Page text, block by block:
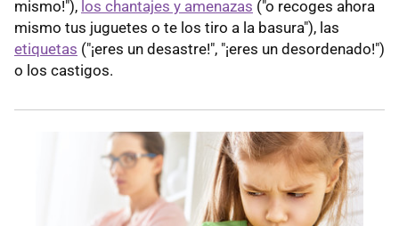
mismo!"), los chantajes y amenazas ("o recoges ahora
mismo tus juguetes o te los tiro a la basura"), las
etiquetas ("¡eres un desastre!", "¡eres un desordenado!")
o los castigos.